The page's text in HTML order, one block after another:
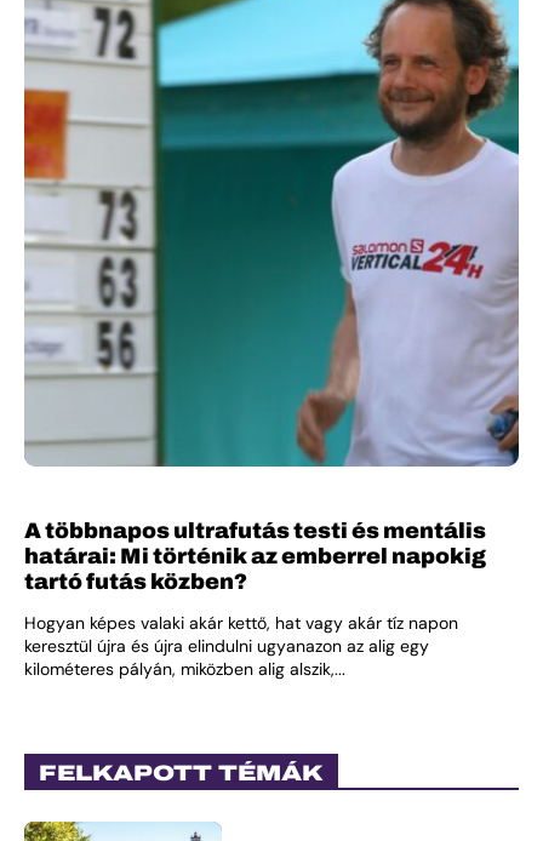
A többnapos ultrafutás testi és mentális
határai: Mi történik az emberrel napokig
tartó futás közben?
Hogyan képes valaki akár kettő, hat vagy akár tíz napon
keresztül újra és újra elindulni ugyanazon az alig egy
kilométeres pályán, miközben alig alszik,...
FELKAPOTT TÉMÁK